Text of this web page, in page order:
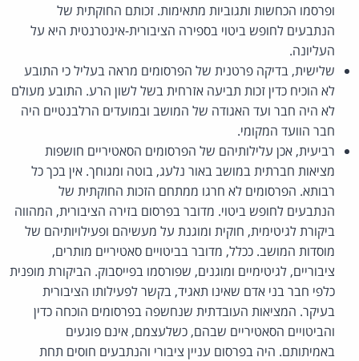
ופרסמו הכחשות ותגוביות מתאימות. זכותם החוקתית של
הנתבעים לחופש ביטוי בספירה הציבורית-אינטרנטית היא על
העליונה.
שלישית, בדיקה פרטנית של הפרסומים מראה בעליל כי התובע
לא הוכיח כדין זכות תביעה אזרחית בשל לשון הרע. התובע מעולם
לא היה חבר ועד האגודה של המושב ובמועדים הרלבנטיים היה
חבר הוועד המקומי.
רביעית, אכן עלילותיהם של הפרסומים הסאטיריים חושפות
מציאות חברתית במושב באור נלעג, בוטה ומגוחך. אין בכך כל
רבותא. הפרסומים לא חרגו ממתחם הזכות החוקתית של
הנתבעים לחופש ביטוי. מדובר בפרסום בזירה הציבורית, המהווה
ביקורת לגיטימית, חוקית ומוגנת על מעשיהם ופעילויותיהם של
מוסדות המושב. ככלל, מדובר בביטויים סאטיריים מותרים,
ציבוריים, לגיטימיים ומוגנים, שפורסמו בפייסבוק. הביקורת מופנית
כלפי חבר בני אדם שאינו תאגיד, בקשר לפעילותו הציבורית
בעיקר. המציאות העובדתית שנחשפה בפרסומים הוכחה כדין
והביטויים הסאטיריים שבהם, כשלעצמם, אינם פוגעים
באמיתותם. היה בפרסום עניין ציבורי והנתבעים חוסים תחת